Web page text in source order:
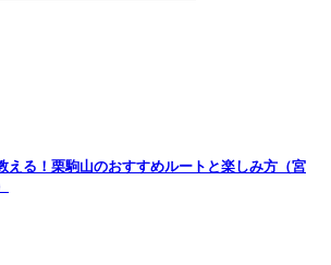
える！栗駒山のおすすめルートと楽しみ方（宮